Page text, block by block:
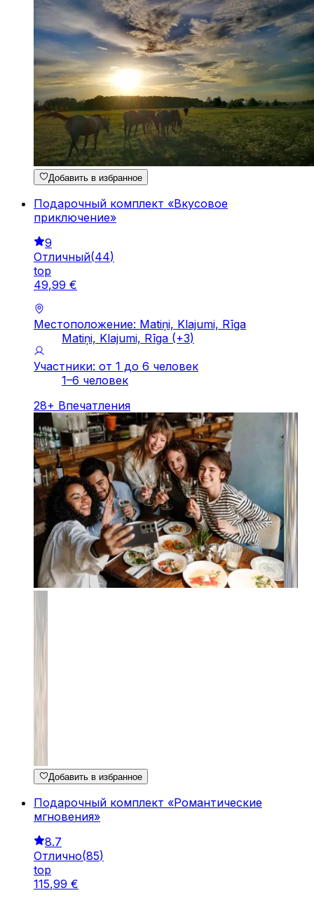
Добавить в избранное
Подарочный комплект «Вкусовое
приключение»
9
Отличный(44)
top
49,99 €
Местоположение: Matiņi, Klajumi, Rīga
Matiņi, Klajumi, Rīga (+3)
Участники: от 1 до 6 человек
1–6 человек
28+ Впечатления
Добавить в избранное
Подарочный комплект «Романтические
мгновения»
8.7
Отлично(85)
top
115,99 €